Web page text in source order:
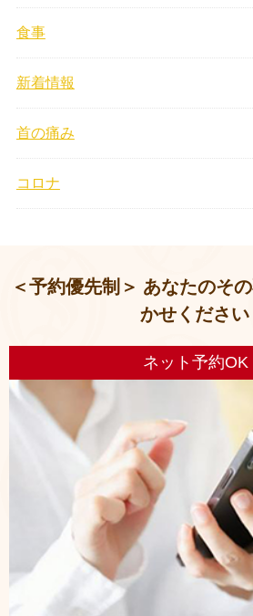
食事
新着情報
首の痛み
コロナ
＜予約優先制＞ あなたのそ
かせください
ネット予約OK